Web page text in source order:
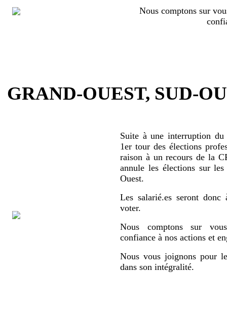
Nous comptons sur
GRAND-OUEST, SUD-
Suite à une interruption
1er tour des élections
raison à un recours de la
annule les élections sur
Ouest.
Les salarié.es seront
voter.
Nous comptons sur
confiance à nos actions et
Nous vous joignons pour
dans son intégralité.